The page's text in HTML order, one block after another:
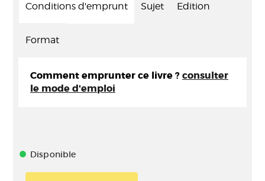
Conditions d'emprunt Sujet Edition
Format
Comment emprunter ce livre ? consulter
le mode d'emploi
Disponible